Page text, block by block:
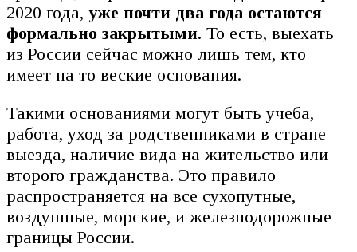
2020 года, уже почти два года остаются
формально закрытыми. То есть, выехать
из России сейчас можно лишь тем, кто
имеет на то веские основания.
Такими основаниями могут быть учеба,
работа, уход за родственниками в стране
выезда, наличие вида на жительство или
второго гражданства. Это правило
распространяется на все сухопутные,
воздушные, морские, и железнодорожные
границы России.